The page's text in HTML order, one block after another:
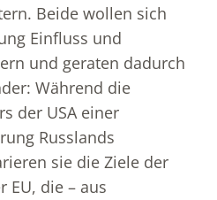
Beide wollen sich
Einfluss und
und geraten dadurch
Während die
der USA einer
Russlands
sie die Ziele der
EU, die – aus